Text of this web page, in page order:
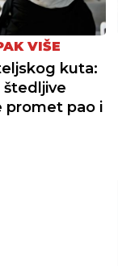
VIŠE
kuta:
promet pao i